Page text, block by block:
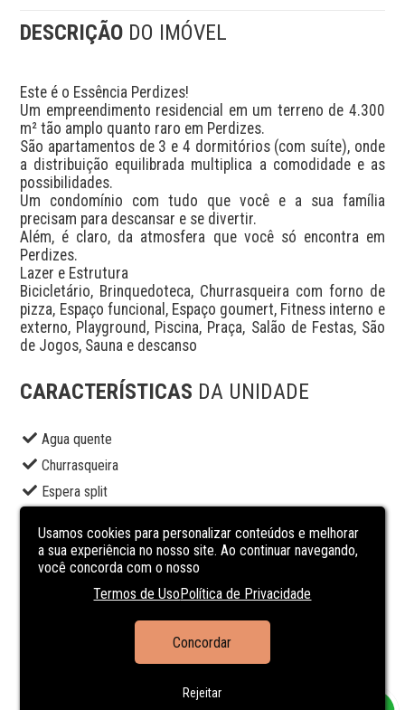
DESCRIÇÃO DO IMÓVEL
Este é o Essência Perdizes!
Um empreendimento residencial em um terreno de 4.300
m² tão amplo quanto raro em Perdizes.
São apartamentos de 3 e 4 dormitórios (com suíte), onde
a distribuição equilibrada multiplica a comodidade e as
possibilidades.
Um condomínio com tudo que você e a sua família
precisam para descansar e se divertir.
Além, é claro, da atmosfera que você só encontra em
Perdizes.
Lazer e Estrutura
Bicicletário, Brinquedoteca, Churrasqueira com forno de
pizza, Espaço funcional, Espaço goumert, Fitness interno e
externo, Playground, Piscina, Praça, Salão de Festas, São
de Jogos, Sauna e descanso
CARACTERÍSTICAS DA UNIDADE
Agua quente
Churrasqueira
Espera split
Interfone
Piscina
Playground
Portão eletrônico
Usamos cookies para personalizar conteúdos e melhorar
a sua experiência no nosso site. Ao continuar navegando,
você concorda com o nosso
Termos de UsoPolítica de Privacidade
Concordar
Rejeitar